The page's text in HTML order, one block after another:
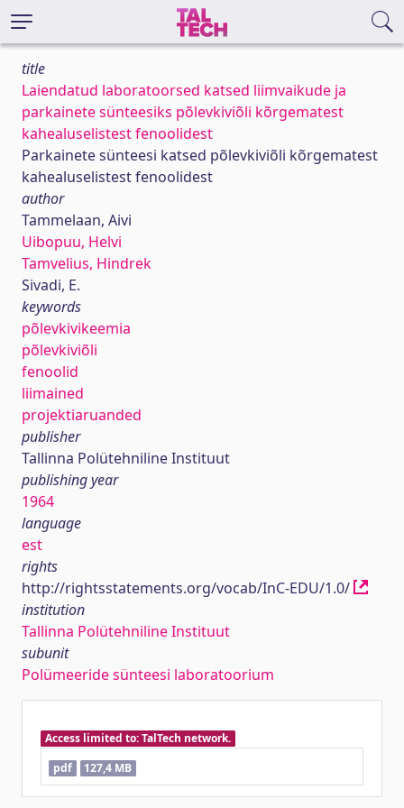
title
Laiendatud laboratoorsed katsed liimvaikude ja
parkainete sünteesiks põlevkiviõli kõrgematest
kahealuselistest fenoolidest
Parkainete sünteesi katsed põlevkiviõli kõrgematest
kahealuselistest fenoolidest
author
Tammelaan, Aivi
Uibopuu, Helvi
Tamvelius, Hindrek
Sivadi, E.
keywords
põlevkivikeemia
põlevkiviõli
fenoolid
liimained
projektiaruanded
publisher
Tallinna Polütehniline Instituut
publishing year
1964
language
est
rights
http://rightsstatements.org/vocab/InC-EDU/1.0/
institution
Tallinna Polütehniline Instituut
subunit
Polümeeride sünteesi laboratoorium
Access limited to: TalTech network.
pdf
127,4 MB